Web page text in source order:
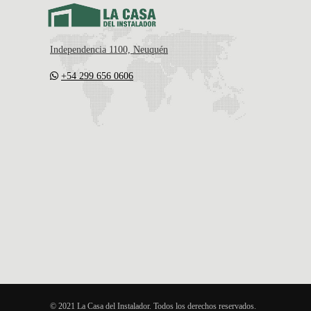
Independencia 1100, Neuquén
+54 299 656 0606
© 2021 La Casa del Instalador. Todos los derechos reservados.